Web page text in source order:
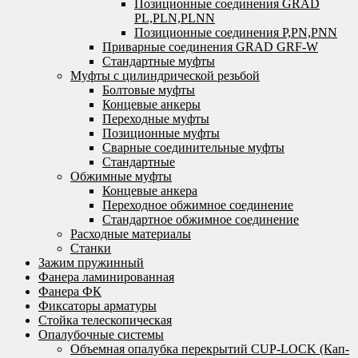
Позиционные соединения GRAD
PL,PLN,PLNN
Позиционные соединения P,PN,PNN
Приварные соединения GRAD GRF-W
Стандартные муфты
Муфты с цилиндрической резьбой
Болтовые муфты
Концевые анкеры
Переходные муфты
Позиционные муфты
Сварные соединительные муфты
Стандартные
Обжимные муфты
Концевые анкера
Переходное обжимное соединение
Стандартное обжимное соединение
Расходные материалы
Станки
Зажим пружинный
Фанера ламинированная
Фанера ФК
Фиксаторы арматуры
Стойка телескопическая
Опалубочные системы
Объемная опалубка перекрытий CUP-LOCK (Кап-